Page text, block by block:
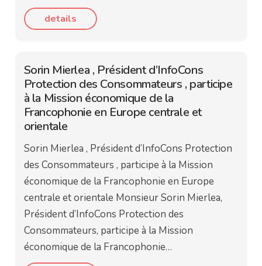
details
Sorin Mierlea , Président d’InfoCons
Protection des Consommateurs , participe
à la Mission économique de la
Francophonie en Europe centrale et
orientale
Sorin Mierlea , Président d’InfoCons Protection
des Consommateurs , participe à la Mission
économique de la Francophonie en Europe
centrale et orientale Monsieur Sorin Mierlea,
Président d’InfoCons Protection des
Consommateurs, participe à la Mission
économique de la Francophonie…